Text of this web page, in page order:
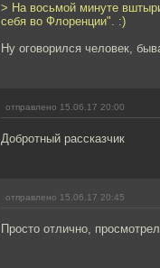
> На восьмой минуте
себя во Флоренции". :)
Ну оговорился человек,
отправлено 15.06.17 20:00
Добротный рассказчик
отправлено 15.06.17 20:45
Просто отлично,